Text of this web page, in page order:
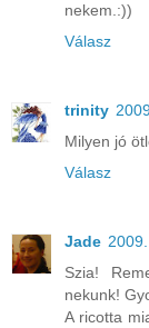
nekem.:))
Válasz
trinity
Milyen jó
Válasz
Jade
Szia!
nekunk!
A ricotta